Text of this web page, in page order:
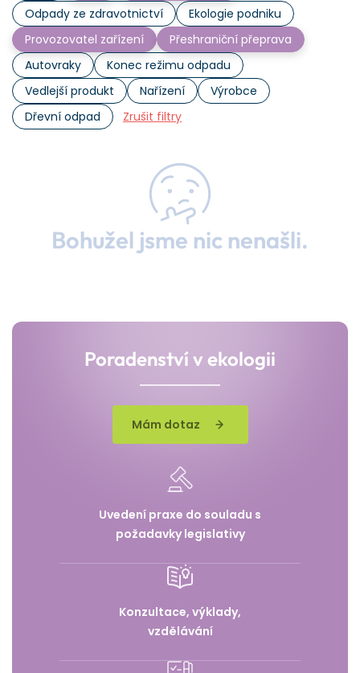
Odpady ze zdravotnictví
Ekologie podniku
Provozovatel zařízení
Přeshraniční přeprava
Autovraky
Konec režimu odpadu
Vedlejší produkt
Nařízení
Výrobce
Dřevní odpad
Zrušit filtry
Bohužel jsme nic nenašli.
Poradenství v ekologii
Mám dotaz
Uvedení praxe do souladu s
požadavky legislativy
Konzultace, výklady,
vzdělávání